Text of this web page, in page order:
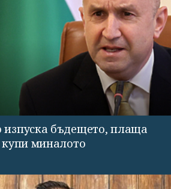
изпуска бъдещето, плаща
миналото